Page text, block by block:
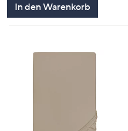
In den Warenkorb